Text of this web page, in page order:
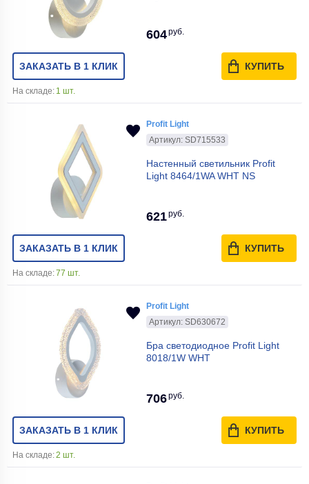
604руб.
ЗАКАЗАТЬ В 1 КЛИК КУПИТЬ
На складе: 1 шт.
Profit Light
Артикул: SD715533
Настенный светильник Profit
Light 8464/1WA WHT NS
621руб.
ЗАКАЗАТЬ В 1 КЛИК КУПИТЬ
На складе:77 шт.
Profit Light
Артикул: SD630672
Бра светодиодное Profit Light
8018/1W WHT
706руб.
ЗАКАЗАТЬ В 1 КЛИК КУПИТЬ
На складе:2 шт.